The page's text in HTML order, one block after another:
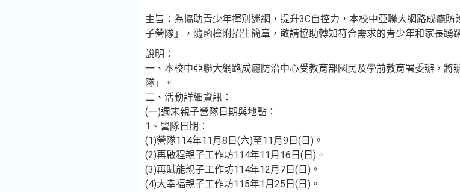
主旨：為協助青少年揮別迷網，提升3C自控力，本校中亞聯大網路成癮
子營隊」，隨函檢附招生簡章，敬請協助轉知符合需求的青少年和家長踴
說明：
一、本校中亞聯大網路成癮防治中心受教育部國民及學前教育署委辦，將
隊」。
二、活動詳細資訊：
(一)週末親子營隊日期與地點：
1、營隊日期：
(1)營隊114年11月8日(六)至11月9日(日)。
(2)再啟程親子工作坊114年11月16日(日)。
(3)再賦能親子工作坊114年12月7日(日)。
(4)大幸福親子工作坊115年1月25日(日)。